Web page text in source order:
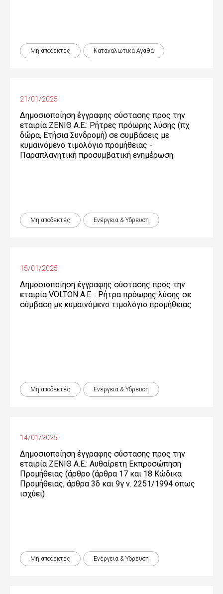
Μη αποδεκτές Καταναλωτικά Αγαθά
21/01/2025
Δημοσιοποίηση έγγραφης σύστασης προς την
εταιρία ΖΕΝΙΘ Α.Ε.: Ρήτρες πρόωρης λύσης (πχ
δώρα, Ετήσια Συνδρομή) σε συμβάσεις με
κυμαινόμενο τιμολόγιο προμήθειας -
Παραπλανητική προσυμβατική ενημέρωση
Μη αποδεκτές Ενέργεια & Ύδρευση
15/01/2025
Δημοσιοποίηση έγγραφης σύστασης προς την
εταιρία VOLTON Α.Ε. : Ρήτρα πρόωρης λύσης σε
σύμβαση με κυμαινόμενο τιμολόγιο προμήθειας
Μη αποδεκτές Ενέργεια & Ύδρευση
14/01/2025
Δημοσιοποίηση έγγραφης σύστασης προς την
εταιρία ΖΕΝΙΘ Α.Ε.: Αυθαίρετη Εκπροσώπηση
Προμήθειας (άρθρο (άρθρα 17 και 18 Κώδικα
Προμήθειας, άρθρα 3δ και 9γ ν. 2251/1994 όπως
ισχύει)
Μη αποδεκτές Ενέργεια & Ύδρευση